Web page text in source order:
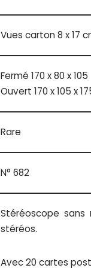
Vues carton 8 x 17
Fermé 170 x 80 x 105
Ouvert 170 x 105 x
Rare
N° 682
Stéréoscope
stéréos.
Avec 20 cartes